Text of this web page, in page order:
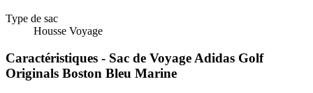
Type de sac
Housse Voyage
Caractéristiques - Sac de Voyage Adidas Golf
Originals Boston Bleu Marine